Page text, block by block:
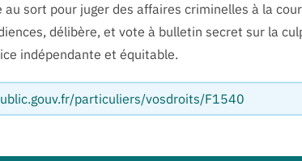
sort pour juger des affaires criminelles à la
délibère, et vote à bulletin secret sur la
indépendante et équitable.
particuliers/vosdroits/F1540